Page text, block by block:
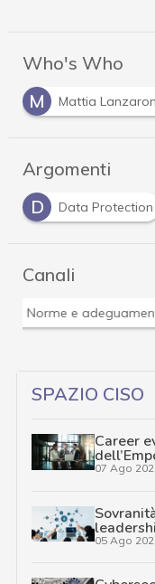
Who's Who
M
Mattia
Argomenti
D
dati personali
Canali
Norme e
SPAZIO CISO
Career
07 Ago
05 Ago